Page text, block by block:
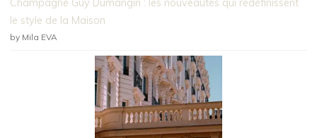
Champagne Guy Dumangin : les nouveautés qui redéfinissent
le style de la Maison
by Mila EVA